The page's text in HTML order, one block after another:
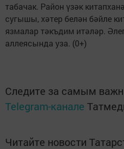
табачак. Район үзәк
сугышы, хәтер белән бәйле
язмалар тәкъдим итәләр.
аллеясында уза. (0+)
Следите за самым
Telegram-канале
Читайте новости